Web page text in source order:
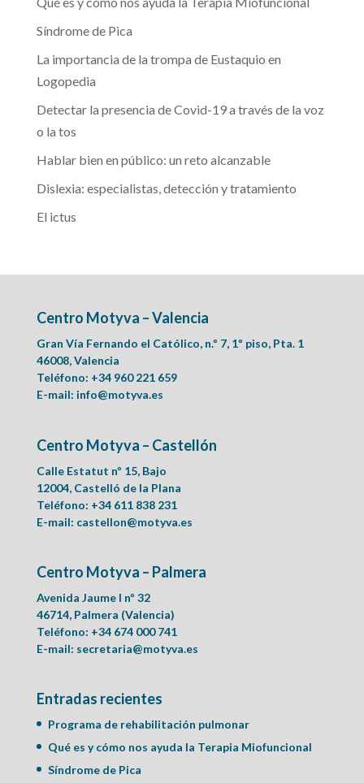
Síndrome de Pica
La importancia de la trompa de Eustaquio en
Logopedia
Detectar la presencia de Covid-19 a través de la voz
o la tos
Hablar bien en público: un reto alcanzable
Dislexia: especialistas, detección y tratamiento
El ictus
Centro Motyva – Valencia
Gran Vía Fernando el Católico, n.º 7, 1º piso, Pta. 1
46008, Valencia
Teléfono: +34 960 221 659
E-mail: info@motyva.es
Centro Motyva – Castellón
Calle Estatut nº 15, Bajo
12004, Castelló de la Plana
Teléfono: +34 611 838 231
E-mail: castellon@motyva.es
Centro Motyva – Palmera
Avenida Jaume I nº 32
46714, Palmera (Valencia)
Teléfono: +34 674 000 741
E-mail: secretaria@motyva.es
Entradas recientes
Programa de rehabilitación pulmonar
Qué es y cómo nos ayuda la Terapia Miofuncional
Síndrome de Pica